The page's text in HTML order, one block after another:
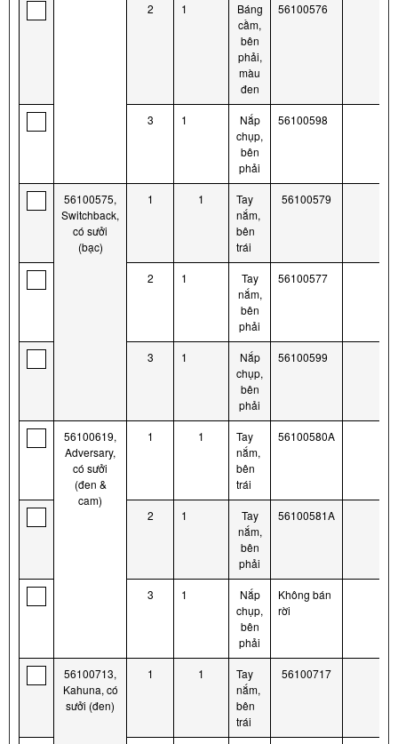
2 1
Báng
cầm,
bên
phải,
màu
đen
56100576
3 1
Nắp
chụp,
bên
phải
56100598
56100575,
Switchback,
có sưởi
(bạc)
1 1
Tay
nắm,
bên
trái
56100579
2 1
Tay
nắm,
bên
phải
56100577
3 1
Nắp
chụp,
bên
phải
56100599
56100619,
Adversary,
có sưởi
(đen &
cam)
1 1
Tay
nắm,
bên
trái
56100580A
2 1
Tay
nắm,
bên
phải
56100581A
3 1
Nắp
chụp,
bên
phải
Không bán
rời
56100713,
Kahuna, có
sưởi (đen)
1 1
Tay
nắm,
bên
trái
56100717